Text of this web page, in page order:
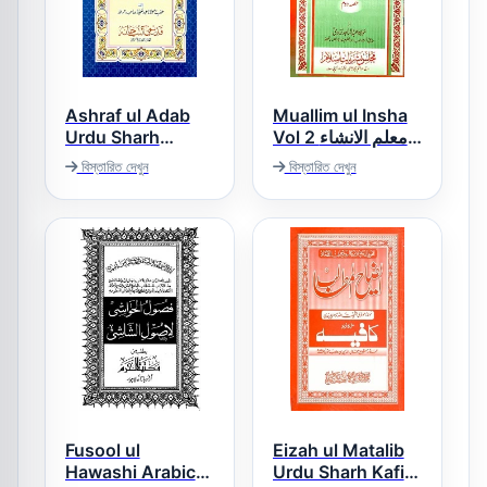
Ashraf ul Adab
Urdu Sharh
Nafhat ul Arab
اشرف الادب اردو
شرح نفحۃ العرب
বিস্তারিত দেখুন
Muallim ul Insha
Vol 2 معلم الانشاء
2বিস্তারিত দেখুন
Fusool ul
Hawashi Arabic
Eizah ul Matalib
Urdu Sharh Kafia